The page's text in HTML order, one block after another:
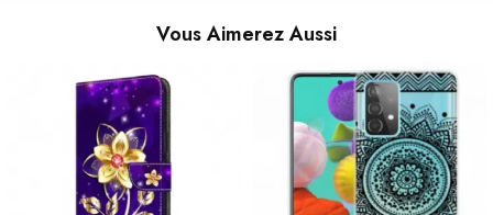
Vous Aimerez Aussi